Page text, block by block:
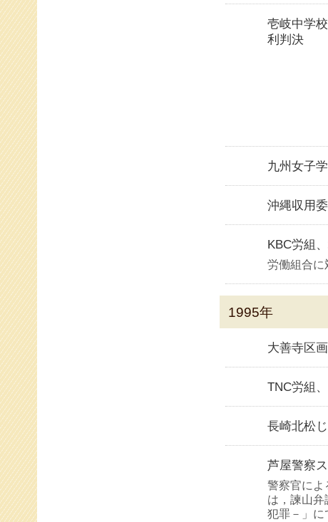
壱岐中学
利判決
九州女子
沖縄収用
KBC労組
労働組合に
1995年
大善寺区
TNC労組
長崎北松
芦屋警察
警察官によ
は，諫山弁
犯罪－」に